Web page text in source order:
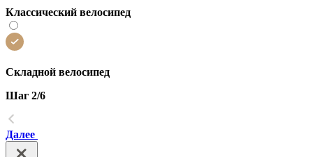
Классический велосипед
Складной велосипед
Шаг 2/6
Далее